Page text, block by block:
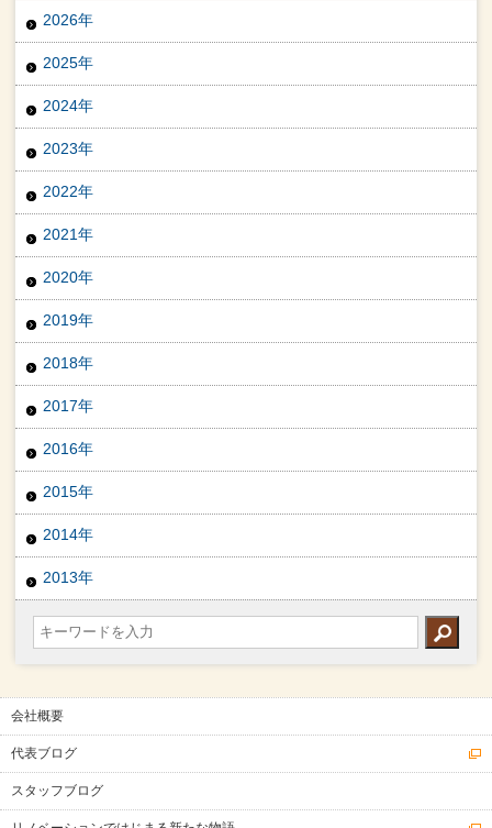
2026年
2025年
2024年
2023年
2022年
2021年
2020年
2019年
2018年
2017年
2016年
2015年
2014年
2013年
会社概要
代表ブログ
スタッフブログ